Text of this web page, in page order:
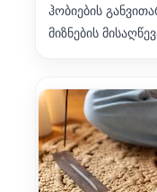
ჰობიების
მიზნების